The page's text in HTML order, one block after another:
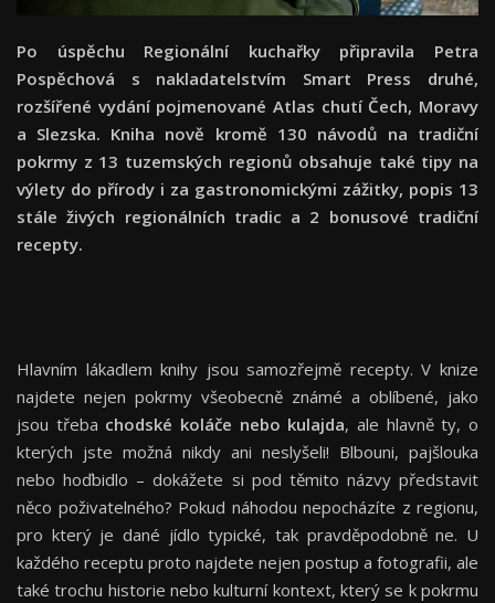
Po úspěchu Regionální kuchařky připravila Petra
Pospěchová s nakladatelstvím Smart Press druhé,
rozšířené vydání pojmenované Atlas chutí Čech, Moravy
a Slezska. Kniha nově kromě 130 návodů na tradiční
pokrmy z 13 tuzemských regionů obsahuje také tipy na
výlety do přírody i za gastronomickými zážitky, popis 13
stále živých regionálních tradic a 2 bonusové tradiční
recepty.
Hlavním lákadlem knihy jsou samozřejmě recepty. V knize
najdete nejen pokrmy všeobecně známé a oblíbené, jako
jsou třeba chodské koláče nebo kulajda, ale hlavně ty, o
kterých jste možná nikdy ani neslyšeli! Blbouni, pajšlouka
nebo hoďbidlo – dokážete si pod těmito názvy představit
něco poživatelného? Pokud náhodou nepocházíte z regionu,
pro který je dané jídlo typické, tak pravděpodobně ne. U
každého receptu proto najdete nejen postup a fotografii, ale
také trochu historie nebo kulturní kontext, který se k pokrmu